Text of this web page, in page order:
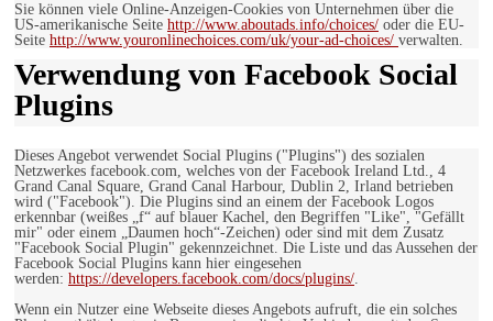
Sie können viele Online-Anzeigen-Cookies von Unternehmen über die
US-amerikanische Seite http://www.aboutads.info/choices/ oder die EU-
Seite http://www.youronlinechoices.com/uk/your-ad-choices/ verwalten.
Verwendung von Facebook Social
Plugins
Dieses Angebot verwendet Social Plugins ("Plugins") des sozialen
Netzwerkes facebook.com, welches von der Facebook Ireland Ltd., 4
Grand Canal Square, Grand Canal Harbour, Dublin 2, Irland betrieben
wird ("Facebook"). Die Plugins sind an einem der Facebook Logos
erkennbar (weißes „f“ auf blauer Kachel, den Begriffen "Like", "Gefällt
mir" oder einem „Daumen hoch“-Zeichen) oder sind mit dem Zusatz
"Facebook Social Plugin" gekennzeichnet. Die Liste und das Aussehen der
Facebook Social Plugins kann hier eingesehen
werden: https://developers.facebook.com/docs/plugins/.
Wenn ein Nutzer eine Webseite dieses Angebots aufruft, die ein solches